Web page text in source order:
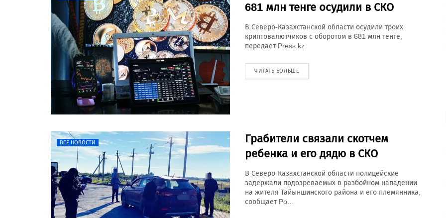
681 млн тенге осудили в СКО
В Северо-Казахстанской области осудили троих
криптовалютчиков с оборотом в 681 млн тенге,
передает Press.kz.
ЧИТАТЬ БОЛЬШЕ
ВСЕ НОВОСТИ
Грабители связали скотчем
ребенка и его дядю в СКО
В Северо-Казахстанской области полицейские
задержали подозреваемых в разбойном нападении
на жителя Тайыншинского района и его племянника,
сообщает Po…